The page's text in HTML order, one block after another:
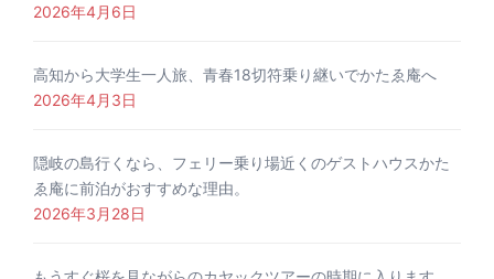
2026年4月6日
高知から大学生一人旅、青春18切符乗り継いでかたゑ庵へ
2026年4月3日
隠岐の島行くなら、フェリー乗り場近くのゲストハウスかた
ゑ庵に前泊がおすすめな理由。
2026年3月28日